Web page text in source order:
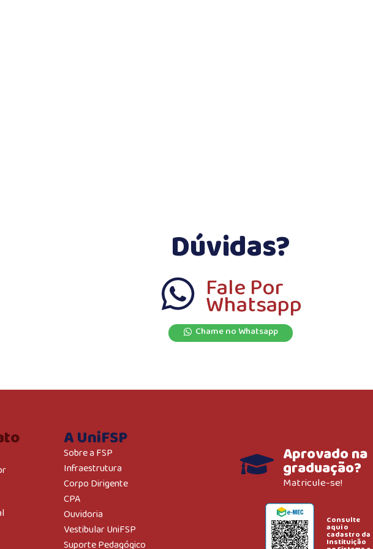
Dúvidas?
Fale Por
Whatsapp
Chame no Whatsapp
A UniFSP
Sobre a FSP
Infraestrutura
Corpo Dirigente
CPA
Ouvidoria
Vestibular UniFSP
Suporte Pedagógico
Aprovado na
graduação?
Matricule-se!
Consulte
aqui o
cadastro da
Instituição